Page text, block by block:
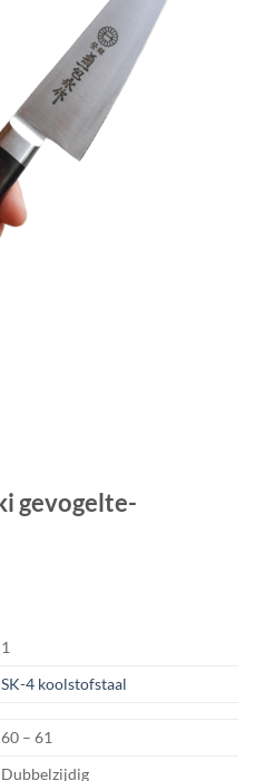
gevogelte-
1
SK-4 koolstofstaal
60 – 61
Dubbelzijdig